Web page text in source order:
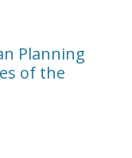
Planning
of the